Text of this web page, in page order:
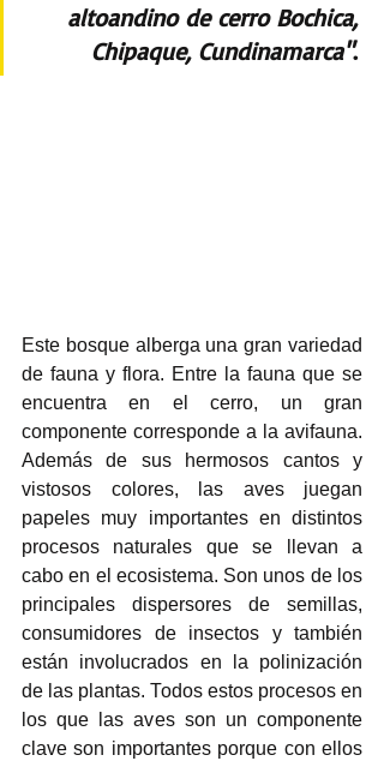
altoandino de cerro Bochica,
Chipaque, Cundinamarca".
Este bosque alberga una gran variedad
de fauna y flora. Entre la fauna que se
encuentra en el cerro, un gran
componente corresponde a la avifauna.
Además de sus hermosos cantos y
vistosos colores, las aves juegan
papeles muy importantes en distintos
procesos naturales que se llevan a
cabo en el ecosistema. Son unos de los
principales dispersores de semillas,
consumidores de insectos y también
están involucrados en la polinización
de las plantas. Todos estos procesos en
los que las aves son un componente
clave son importantes porque con ellos